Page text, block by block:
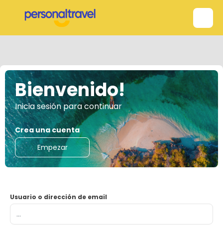
Bienvenido!
Inicia sesión para continuar
Crea una cuenta
Empezar
Usuario o dirección de email